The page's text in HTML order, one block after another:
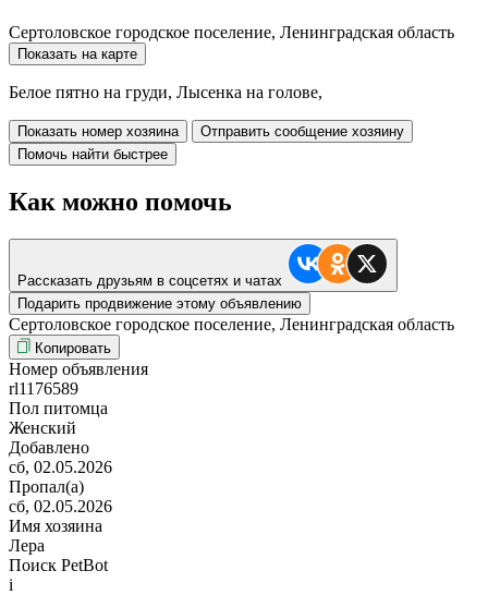
Сертоловское городское поселение, Ленинградская область
Показать на карте
Белое пятно на груди, Лысенка на голове,
Показать номер хозяина
Отправить сообщение хозяину
Помочь найти быстрее
Как можно помочь
Рассказать друзьям в соцсетях и чатах
Подарить продвижение этому объявлению
Сертоловское городское поселение, Ленинградская область
Копировать
Номер объявления
rl1176589
Пол питомца
Женский
Добавлено
сб, 02.05.2026
Пропал(а)
сб, 02.05.2026
Имя хозяина
Лера
Поиск PetBot
i